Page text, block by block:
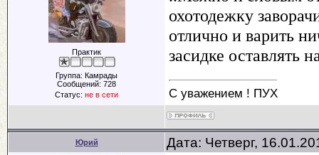
Практик
Группа: Камрады
Сообщений: 728
Статус: не в сети
охотодежку
отлично и варить
засидке оставлять
С уважением ! ПУХ
Юрий Дата: Четверг,